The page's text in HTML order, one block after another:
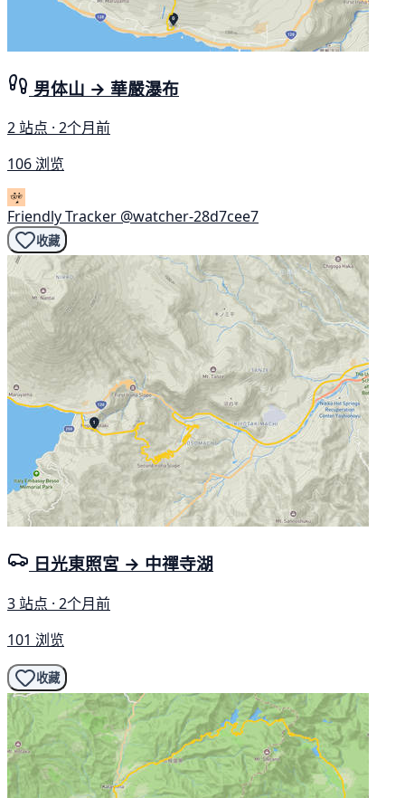
男体山 → 華嚴瀑布
2 站点 · 2个月前
106 浏览
Friendly Tracker @watcher-28d7cee7
收藏
日光東照宮 → 中禪寺湖
3 站点 · 2个月前
101 浏览
收藏